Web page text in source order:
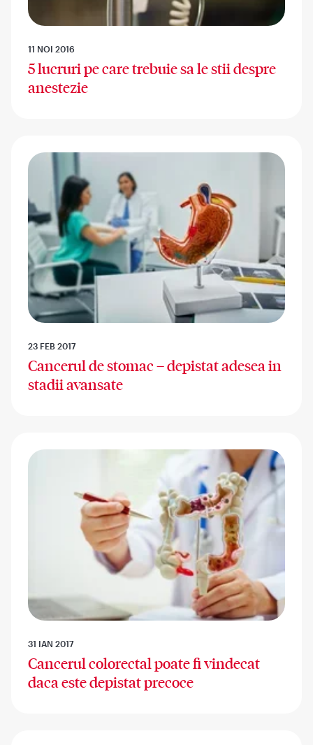
11 NOI 2016
5 lucruri pe care trebuie sa le stii despre
anestezie
23 FEB 2017
Cancerul de stomac – depistat adesea in
stadii avansate
31 IAN 2017
Cancerul colorectal poate fi vindecat
daca este depistat precoce